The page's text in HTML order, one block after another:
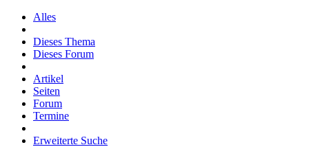
Alles
Dieses Thema
Dieses Forum
Artikel
Seiten
Forum
Termine
Erweiterte Suche